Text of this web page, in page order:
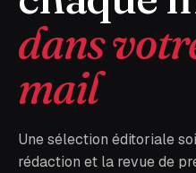
dans
mail
Une sélection éditoriale
rédaction et la revue de